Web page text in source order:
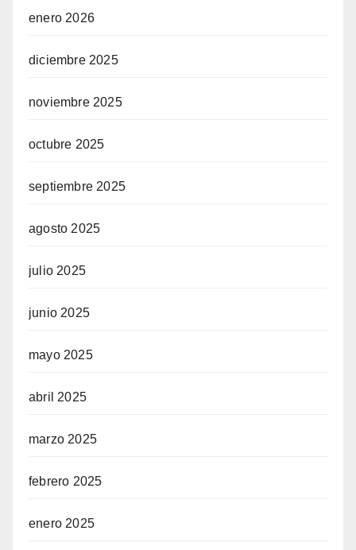
enero 2026
diciembre 2025
noviembre 2025
octubre 2025
septiembre 2025
agosto 2025
julio 2025
junio 2025
mayo 2025
abril 2025
marzo 2025
febrero 2025
enero 2025